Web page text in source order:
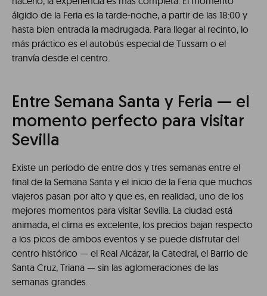
álgido de la Feria es la tarde-noche, a partir de las 18:00 y
hasta bien entrada la madrugada. Para llegar al recinto, lo
más práctico es el autobús especial de Tussam o el
tranvía desde el centro.
Entre Semana Santa y Feria — el
momento perfecto para visitar
Sevilla
Existe un período de entre dos y tres semanas entre el
final de la Semana Santa y el inicio de la Feria que muchos
viajeros pasan por alto y que es, en realidad, uno de los
mejores momentos para visitar Sevilla. La ciudad está
animada, el clima es excelente, los precios bajan respecto
a los picos de ambos eventos y se puede disfrutar del
centro histórico — el Real Alcázar, la Catedral, el Barrio de
Santa Cruz, Triana — sin las aglomeraciones de las
semanas grandes.